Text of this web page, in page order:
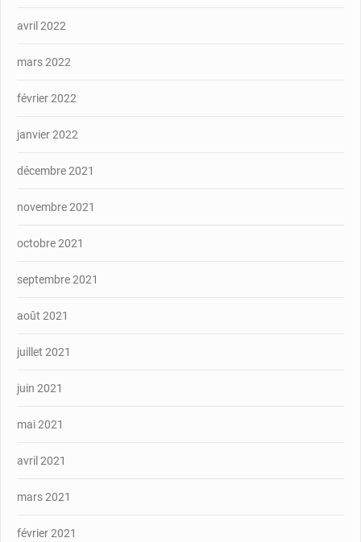
avril 2022
mars 2022
février 2022
janvier 2022
décembre 2021
novembre 2021
octobre 2021
septembre 2021
août 2021
juillet 2021
juin 2021
mai 2021
avril 2021
mars 2021
février 2021